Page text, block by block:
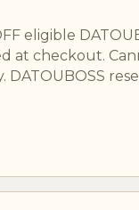
eligible
at checkout.